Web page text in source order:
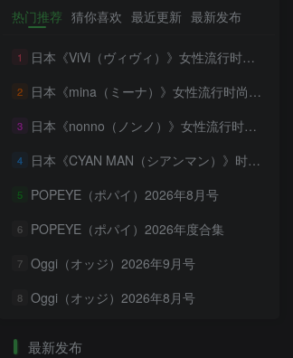
热门推荐 猜你喜欢 最近更新 最新发布
1 日本《ViVi（ヴィヴィ）》女性流行时尚杂志 PDF电子版【2026年·全年订阅】
2 日本《mina（ミーナ）》女性流行时尚杂志 PDF电子版【2026年·全年订阅】
3 日本《nonno（ノンノ）》女性流行时尚资讯杂志 PDF电子版【2026年·全年订阅】
4 日本《CYAN MAN（シアンマン）》时髦发妆服饰流行杂志 PDF电子版【2026年·全年订阅】
5 POPEYE（ポパイ）2026年8月号
6 POPEYE（ポパイ）2026年度合集
7 Oggi（オッジ）2026年9月号
8 Oggi（オッジ）2026年8月号
最新发布